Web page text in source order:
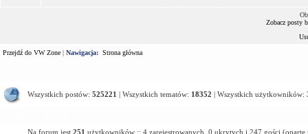
Zobacz posty
Przejdź do VW Zone | Nawigacja: Strona główna
Wszystkich postów: 525221 | Wszystkich tematów: 18352 | Wszystkich użytkowników:
Na forum jest 251 użytkowników :: 4 zarejestrowanych, 0 ukrytych i 247 gości